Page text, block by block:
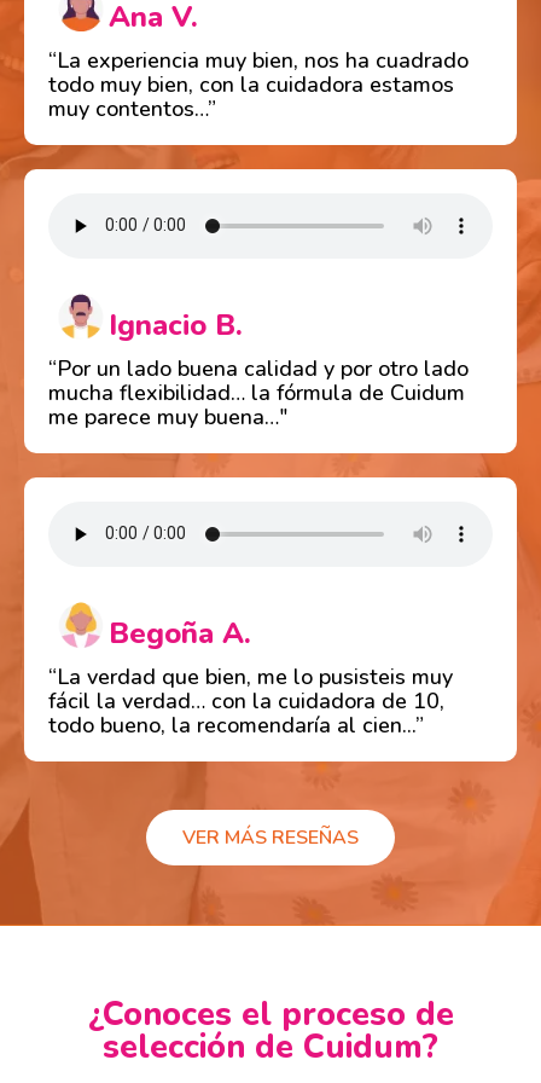
Ana V.
“La experiencia muy bien, nos ha cuadrado
todo muy bien, con la cuidadora estamos
muy contentos…”
Ignacio B.
“Por un lado buena calidad y por otro lado
mucha flexibilidad… la fórmula de Cuidum
me parece muy buena…"
Begoña A.
“La verdad que bien, me lo pusisteis muy
fácil la verdad… con la cuidadora de 10,
todo bueno, la recomendaría al cien...”
VER MÁS RESEÑAS
¿Conoces el proceso de
selección de Cuidum?